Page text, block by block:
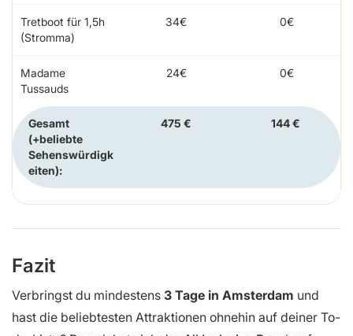
Tretboot für 1,5h
(Stromma)
34€ 0€
Madame
Tussauds
24€ 0€
Gesamt
(+beliebte
Sehenswürdigk
eiten):
475 € 144 €
Fazit
Verbringst du mindestens 3 Tage in Amsterdam und
hast die beliebtesten Attraktionen ohnehin auf deiner To-